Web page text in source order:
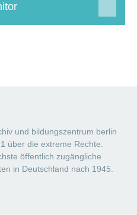
und bildungszentrum berlin
über die extreme Rechte.
öffentlich zugängliche
in Deutschland nach 1945.